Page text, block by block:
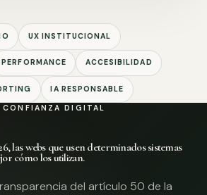
UX INSTITUCIONAL
PERFORMANCE ACCESIBILIDAD
IA RESPONSABLE
DIGITAL
las webs que usen determinados sistemas
cómo los utilizan.
del artículo 50 de la